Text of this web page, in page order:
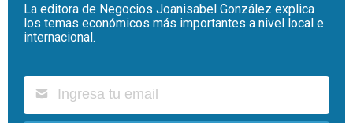
La editora de Negocios Joanisabel González explica
los temas económicos más importantes a nivel local e
internacional.